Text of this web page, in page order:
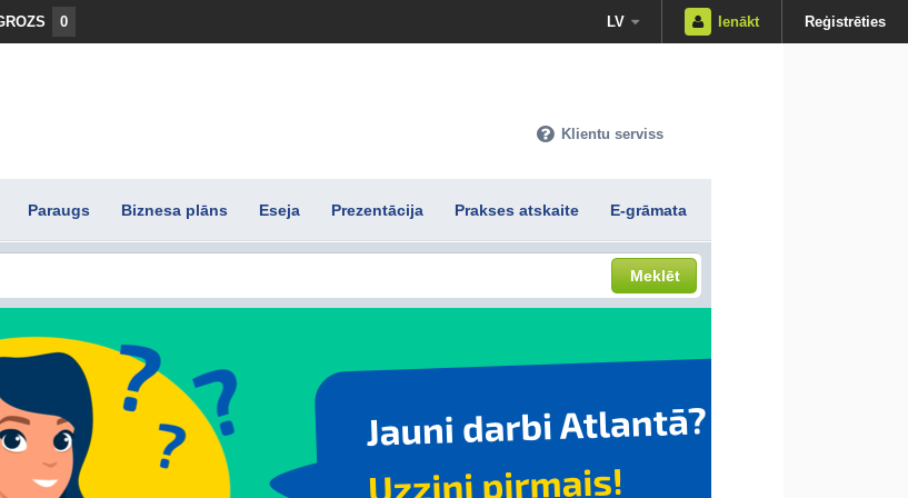
0 LV Ienākt Reģistrēties
Klientu serviss
Paraugs Biznesa plāns Eseja Prezentācija Prakses atskaite E-grāmata
Meklēt